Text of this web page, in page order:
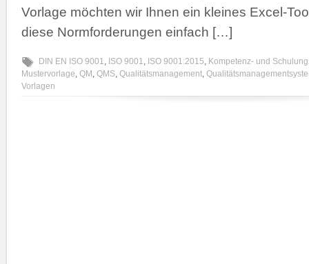
Vorlage möchten wir Ihnen ein kleines Excel-
diese Normforderungen einfach […]
DIN EN ISO 9001, ISO 9001, ISO 9001:2015, Kompetenz- und
Mustervorlage, QM , QMS, Qualitätsmanagement,
Vorlagen